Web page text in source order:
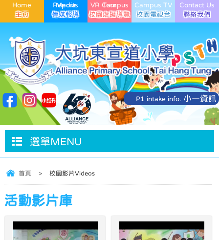
Home Media Reports VR Campus Tour Campus TV Contact Us
P1 intake info. 小一資訊
選單MENU
首頁 > 校園影片Videos
活動影片庫